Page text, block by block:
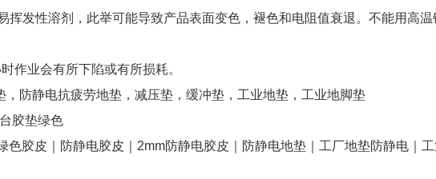
挥发性溶剂，此举可能导致产品表面变色，褪色和电阻值衰退。不能用高温
作业会有所下陷或有所损耗。
防静电抗疲劳地垫，减压垫，缓冲垫，工业地垫，工业地脚垫
胶垫绿色
色胶皮｜防静电胶皮｜2mm防静电胶皮｜防静电地垫｜工厂地垫防静电｜